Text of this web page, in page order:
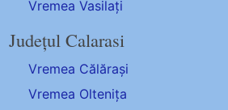
Vremea Vasilați
Județul Calarasi
Vremea Călărași
Vremea Oltenița